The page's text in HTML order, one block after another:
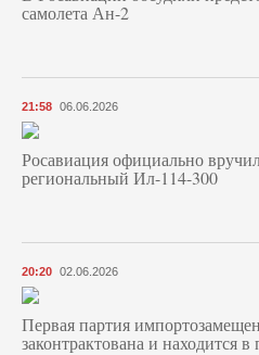
самолета Ан-2
21:58 06.06.2026
Росавиация официально
региональный Ил-114-300
20:20 02.06.2026
Первая партия
законтрактована и находится в